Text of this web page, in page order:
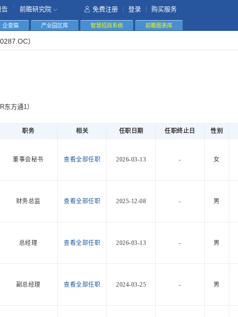
告 前瞻研究院 免费注册 登录 购买服务
企查猫 产业园区库 智慧招商系统 前瞻图表库
）
R东方通1）
职务 相关 任职日期 任职终止日 性别
董事会秘书 查看全部任职 2026-03-13 - 女
财务总监 查看全部任职 2025-12-08 - 男
总经理 查看全部任职 2026-03-13 - 男
副总经理 查看全部任职 2024-03-25 - 男